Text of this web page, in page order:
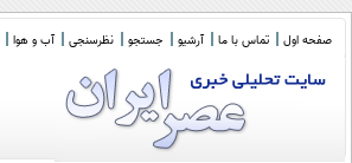
صفحه اول تماس با ما آرشیو جستجو نظرسنجی آب و هوا